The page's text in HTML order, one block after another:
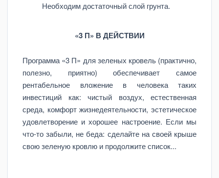
Необходим достаточный слой грунта.
«3 П» В ДЕЙСТВИИ
Программа «3 П» для зеленых кровель (практично,
полезно, приятно) обеспечивает самое
рентабельное вложение в человека таких
инвестиций как: чистый воздух, естественная
среда, комфорт жизнедеятельности, эстетическое
удовлетворение и хорошее настроение. Если мы
что-то забыли, не беда: сделайте на своей крыше
свою зеленую кровлю и продолжите список...